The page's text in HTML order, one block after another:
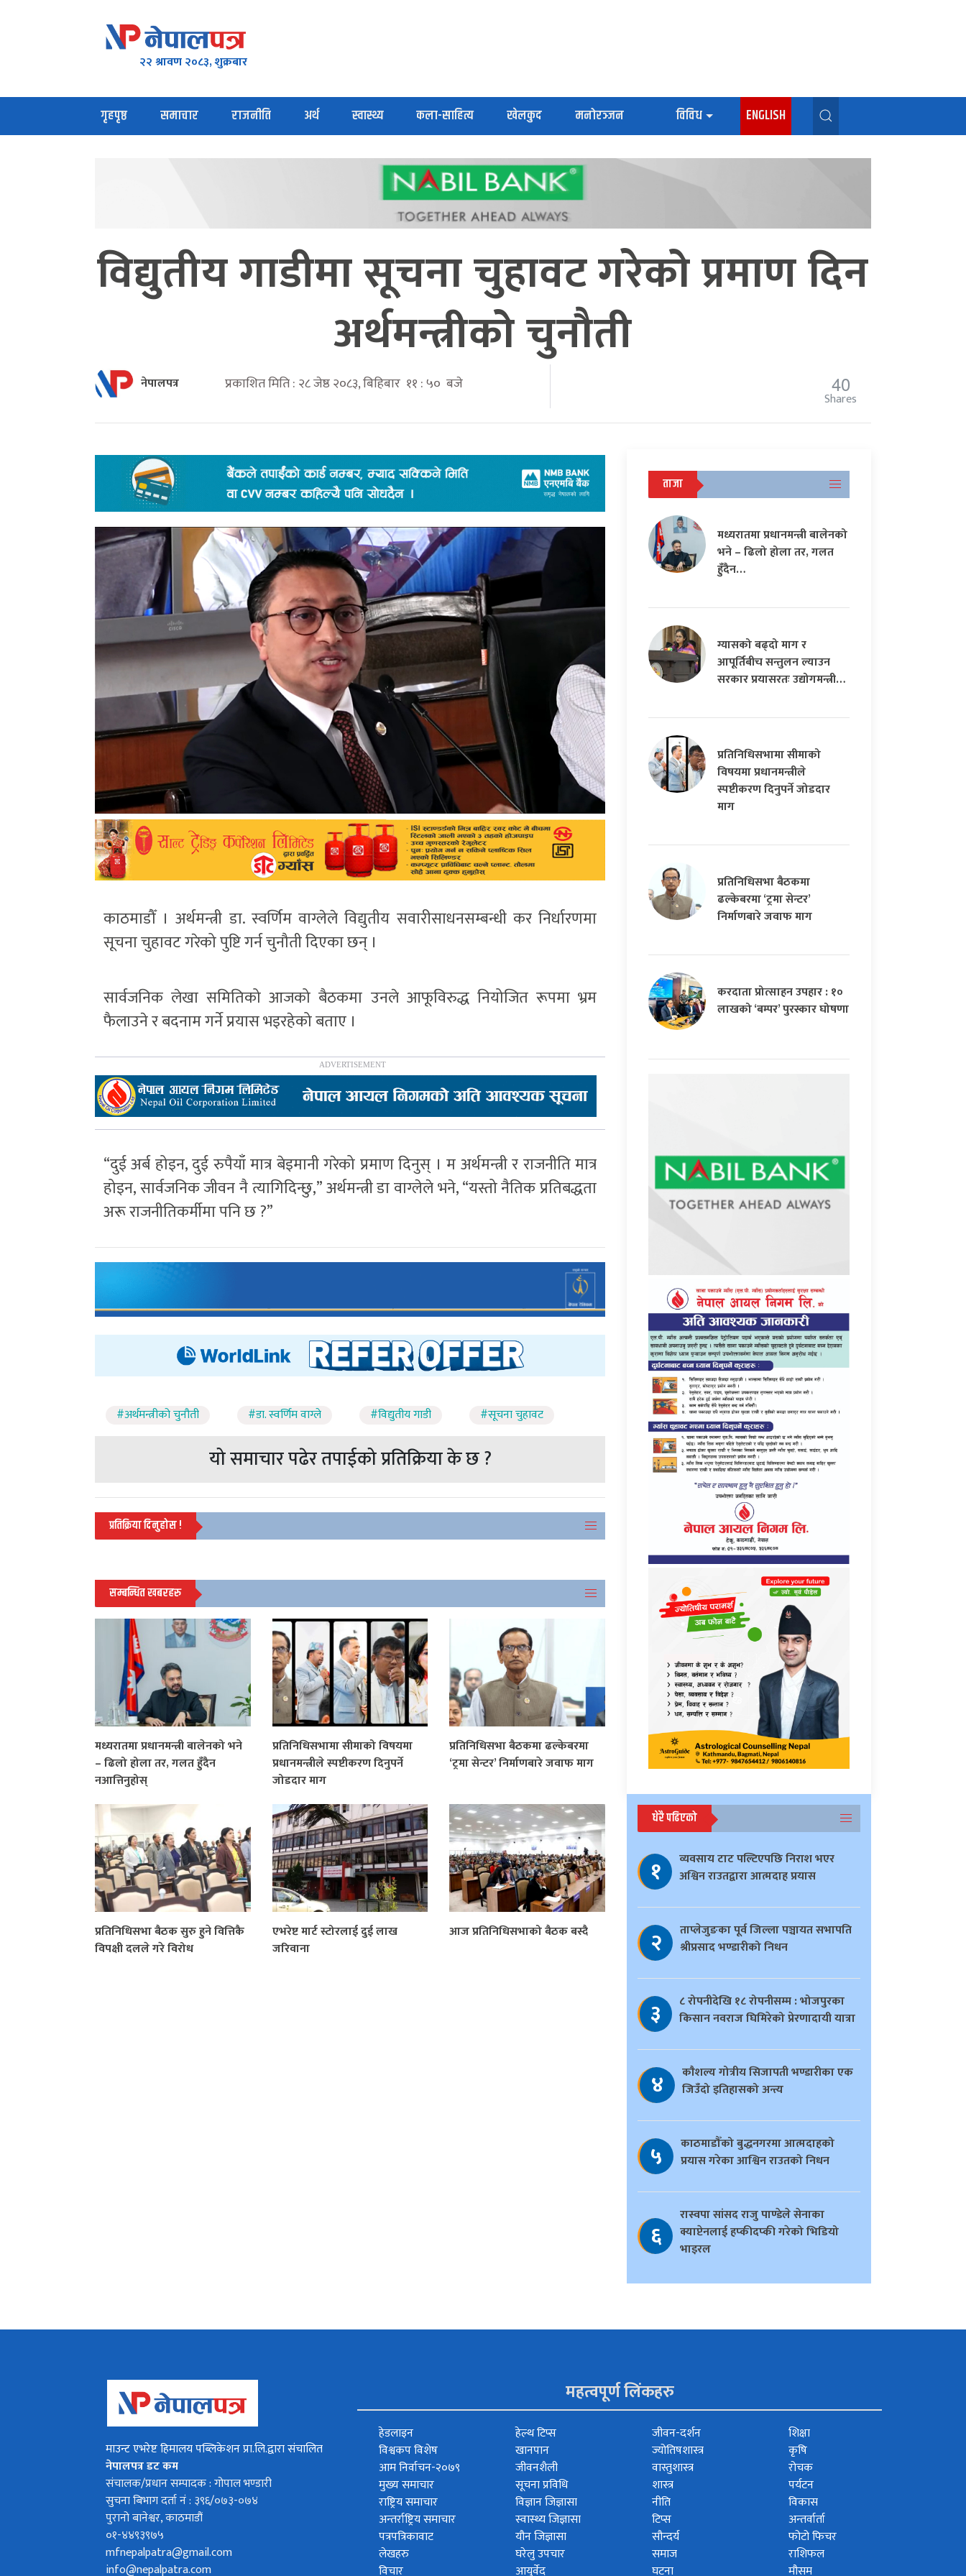
२२ श्रावण २०८३, शुक्रबार
गृहपृष्ठ समाचार राजनीति अर्थ स्वास्थ्य कला-साहित्य खेलकुद मनोरञ्जन विविध ENGLISH
विद्युतीय गाडीमा सूचना चुहावट गरेको प्रमाण दिन
अर्थमन्त्रीको चुनौती
नेपालपत्र प्रकाशित मिति : २८ जेष्ठ २०८३, बिहिबार ११ : ५० बजे 40
Shares
काठमाडौँ । अर्थमन्त्री डा. स्वर्णिम वाग्लेले विद्युतीय सवारीसाधनसम्बन्धी कर निर्धारणमा
सूचना चुहावट गरेको पुष्टि गर्न चुनौती दिएका छन् ।
सार्वजनिक लेखा समितिको आजको बैठकमा उनले आफूविरुद्ध नियोजित रूपमा भ्रम
फैलाउने र बदनाम गर्ने प्रयास भइरहेको बताए ।
“दुई अर्ब होइन, दुई रुपैयाँ मात्र बेइमानी गरेको प्रमाण दिनुस् । म अर्थमन्त्री र राजनीति मात्र
होइन, सार्वजनिक जीवन नै त्यागिदिन्छु,” अर्थमन्त्री डा वाग्लेले भने, “यस्तो नैतिक प्रतिबद्धता
अरू राजनीतिकर्मीमा पनि छ ?”
#अर्थमन्त्रीको चुनौती #डा. स्वर्णिम वाग्ले #विद्युतीय गाडी #सूचना चुहावट
यो समाचार पढेर तपाईको प्रतिक्रिया के छ ?
प्रतिक्रिया दिनुहोस !
सम्बन्धित खबरहरु
मध्यरातमा प्रधानमन्त्री बालेनको भने
– ढिलो होला तर, गलत हुँदैन
नआत्तिनुहोस्
प्रतिनिधिसभामा सीमाको विषयमा
प्रधानमन्त्रीले स्पष्टीकरण दिनुपर्ने
जोडदार माग
प्रतिनिधिसभा बैठकमा ढल्केबरमा
‘ट्रमा सेन्टर’ निर्माणबारे जवाफ माग
प्रतिनिधिसभा बैठक सुरु हुने वित्तिकै
विपक्षी दलले गरे विरोध
एभरेष्ट मार्ट स्टोरलाई दुई लाख
जरिवाना
आज प्रतिनिधिसभाको बैठक बस्दै
ताजा
मध्यरातमा प्रधानमन्त्री बालेनको
भने – ढिलो होला तर, गलत
हुँदैन…
ग्यासको बढ्दो माग र
आपूर्तिबीच सन्तुलन ल्याउन
सरकार प्रयासरतः उद्योगमन्त्री…
प्रतिनिधिसभामा सीमाको
विषयमा प्रधानमन्त्रीले
स्पष्टीकरण दिनुपर्ने जोडदार
माग
प्रतिनिधिसभा बैठकमा
ढल्केबरमा ‘ट्रमा सेन्टर’
निर्माणबारे जवाफ माग
करदाता प्रोत्साहन उपहार : १०
लाखको ‘बम्पर’ पुरस्कार घोषणा
धेरै पढिएको
१
व्यवसाय टाट पल्टिएपछि निराश भएर
अश्विन राउतद्वारा आत्मदाह प्रयास
२
ताप्लेजुङका पूर्व जिल्ला पञ्चायत सभापति
श्रीप्रसाद भण्डारीको निधन
३
८ रोपनीदेखि १८ रोपनीसम्म : भोजपुरका
किसान नवराज घिमिरेको प्रेरणादायी यात्रा
४
काैशल्य गोत्रीय सिजापती भण्डारीका एक
जिउँदो इतिहासको अन्त्य
५
काठमाडौँको बुद्धनगरमा आत्मदाहको
प्रयास गरेका आश्विन राउतको निधन
६
रास्वपा सांसद राजु पाण्डेले सेनाका
क्याप्टेनलाई हप्कीदप्की गरेको भिडियो
भाइरल
माउन्ट एभरेष्ट हिमालय पब्लिकेशन प्रा.लि.द्वारा संचालित
नेपालपत्र डट कम
संचालक/प्रधान सम्पादक : गोपाल भण्डारी
सुचना बिभाग दर्ता नं : ३९६/०७३-०७४
पुरानो बानेश्वर, काठमाडौं
०१-४४९३९७५
mfnepalpatra@gmail.com
info@nepalpatra.com
महत्वपूर्ण लिंकहरु
हेडलाइन
विश्वकप विशेष
आम निर्वाचन-२०७९
मुख्य समाचार
राष्ट्रिय समाचार
अन्तर्राष्ट्रिय समाचार
पत्रपत्रिकावाट
लेखहरु
विचार
हेल्थ टिप्स
खानपान
जीवनशैली
सूचना प्रविधि
विज्ञान जिज्ञासा
स्वास्थ्य जिज्ञासा
यौन जिज्ञासा
घरेलु उपचार
आयुर्वेद
जीवन-दर्शन
ज्योतिषशास्त्र
वास्तुशास्त्र
शास्त्र
नीति
टिप्स
सौन्दर्य
समाज
घटना
शिक्षा
कृषि
रोचक
पर्यटन
विकास
अन्तर्वार्ता
फोटो फिचर
राशिफल
मौसम